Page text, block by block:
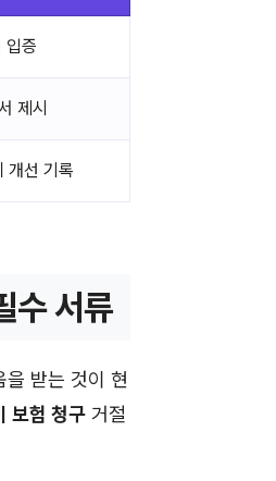
입증
제시
개선 기록
수 서류
을 받는 것이 현
보험 청구 거절